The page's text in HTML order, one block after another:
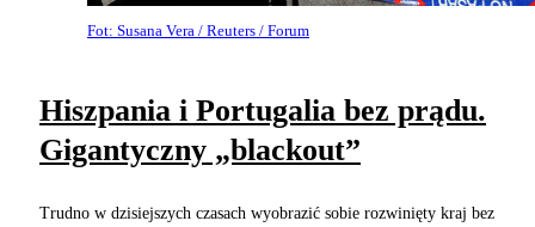
Fot: Susana Vera / Reuters / Forum
Hiszpania i Portugalia bez prądu.
Gigantyczny „blackout”
Trudno w dzisiejszych czasach wyobrazić sobie rozwinięty kraj bez